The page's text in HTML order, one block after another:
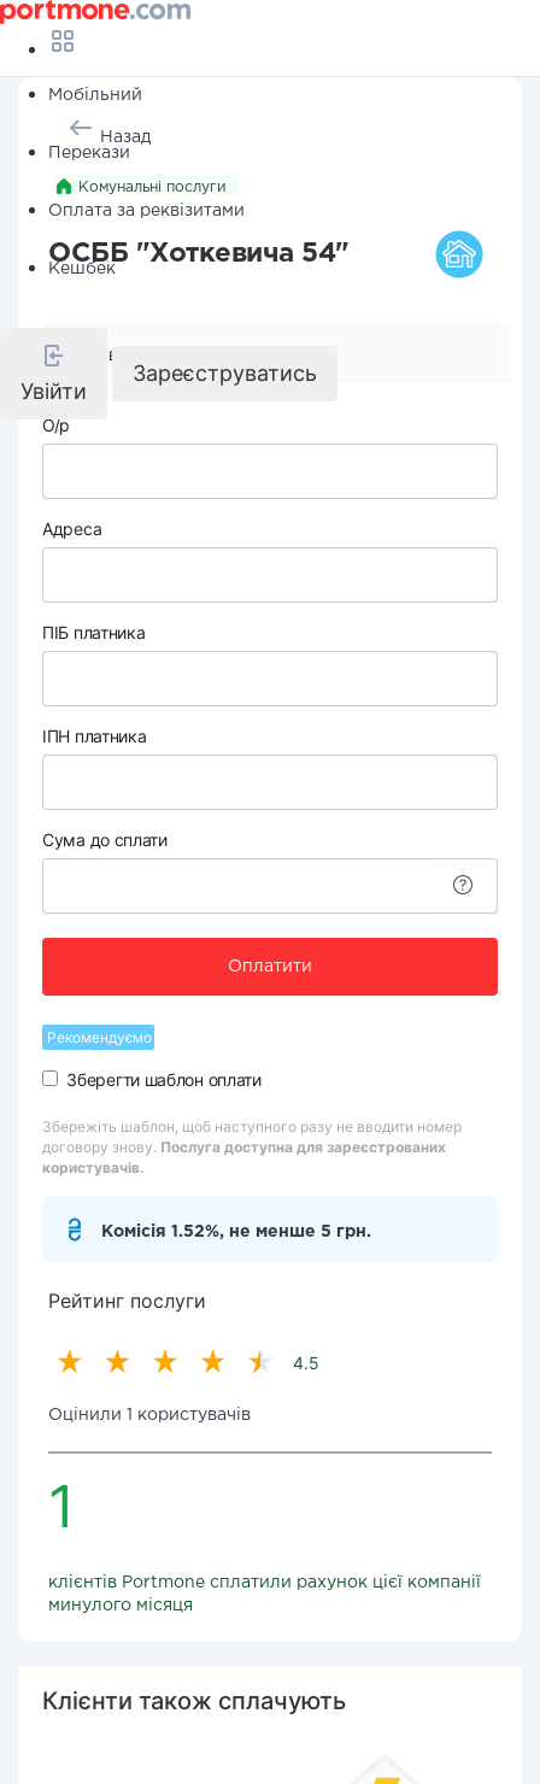
Мобільний
Перекази
Оплата за реквізитами
Кешбек
Увійти
Зареєструватись
Назад
Комунальні послуги
ОСББ "Хоткевича 54"
Реквізити компанії
О/р
Адреса
ПІБ платника
ІПН платника
Сума до сплати
Оплатити
Рекомендуємо
Зберегти шаблон оплати
Збережіть шаблон, щоб наступного разу не вводити номер
договору знову. Послуга доступна для зареєстрованих
користувачів.
Комісія 1.52%, не менше 5 грн.
Рейтинг послуги
4.5
Оцінили 1 користувачів
1
клієнтів Portmone сплатили рахунок цієї компанії
минулого місяця
Клієнти також сплачують